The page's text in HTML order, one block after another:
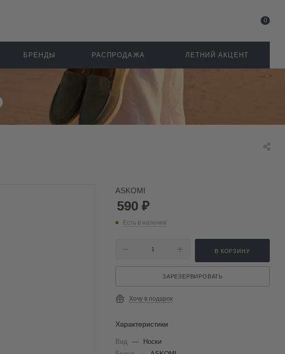
0
БРЕНДЫ РАСПРОДАЖА ЛЕТНИЙ АКЦЕНТ
ASKOMI
590 ₽
Есть в наличии
В КОРЗИНУ
ЗАРЕЗЕРВИРОВАТЬ
Хочу в подарок
Характеристики
Вид —
Носки